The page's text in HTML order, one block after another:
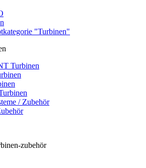
"Turbinen"
Turbinen
/ Zubehör
zubehör